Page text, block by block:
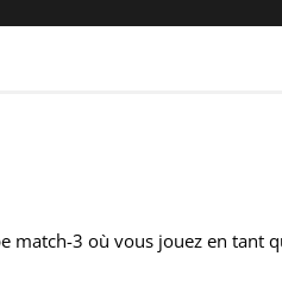
match-3 où vous jouez en tant